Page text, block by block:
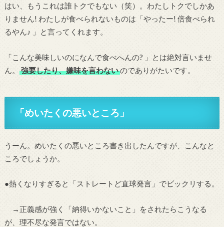
はい、もうこれは誰トクでもない（笑）。わたしトクでしかあ
りません! わたしが食べられないものは「やったー! 倍食べられ
るやん♪ 」と言ってくれます。
「こんな美味しいのになんで食べへんの? 」とは絶対言いませ
ん。
強要したり、嫌味を言わないのでありがたいです。
「めいたくの悪いところ」
うーん。めいたくの悪いところ書き出したんですが、こんなと
ころでしょうか。
●熱くなりすぎると「ストレートど直球発言」でビックリする。
→正義感が強く「納得いかないこと」をされたらこうなる
が、理不尽な発言ではない。